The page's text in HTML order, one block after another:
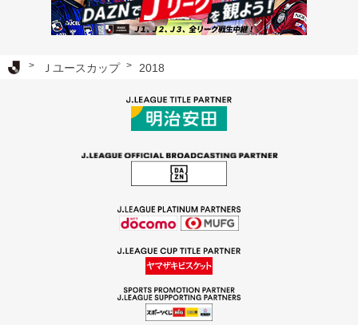
Ｊリーグ TOP
Ｊユースカップ 2018